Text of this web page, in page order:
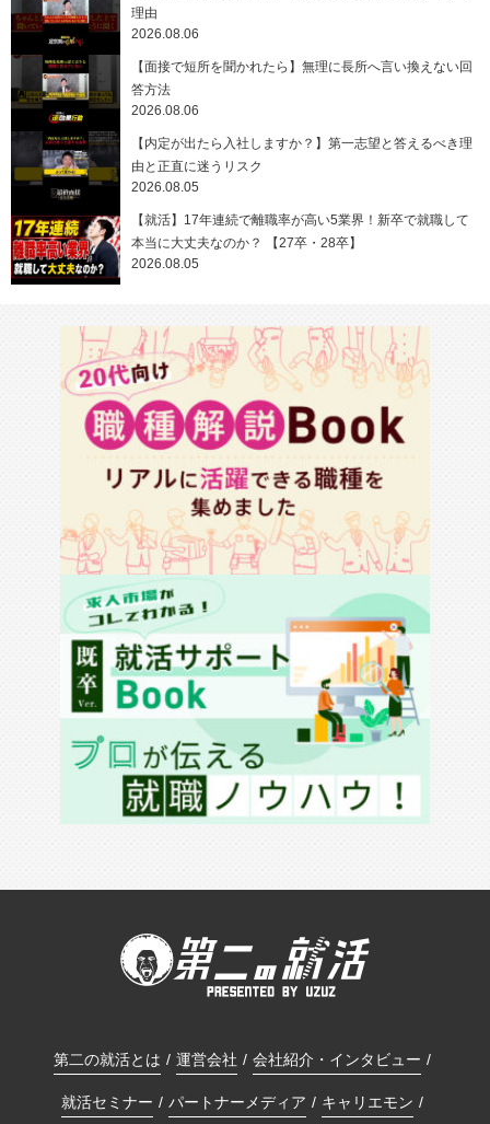
理由
2026.08.06
【面接で短所を聞かれたら】無理に長所へ言い換えない回
答方法
2026.08.06
【内定が出たら入社しますか？】第一志望と答えるべき理
由と正直に迷うリスク
2026.08.05
【就活】17年連続で離職率が高い5業界！新卒で就職して
本当に大丈夫なのか？ 【27卒・28卒】
2026.08.05
第二の就活とは 運営会社 会社紹介・インタビュー
就活セミナー パートナーメディア キャリエモン